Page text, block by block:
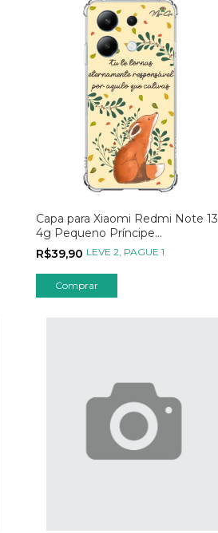
Capa para Xiaomi Redmi Note 13
4g Pequeno Príncipe
Eternamente Responsável Por
Aquilo que Cativas
R$39,90 LEVE 2, PAGUE 1
Comprar